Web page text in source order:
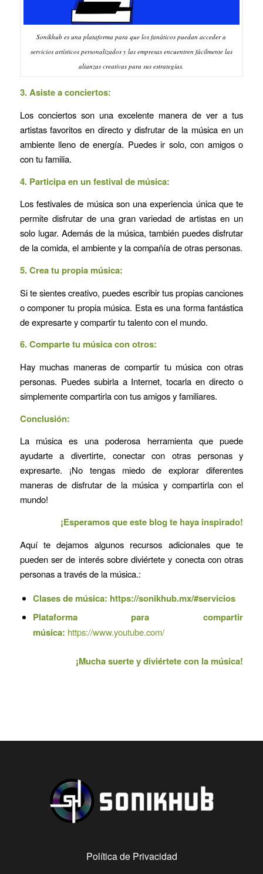
Sonikhub es una plataforma para que los fanáticos puedan acceder a
servicios artísticos personalizados y las empresas encuentren fácilmente las
alianzas creativas para sus estrategias.
3. Asiste a conciertos:
Los conciertos son una excelente manera de ver a tus
artistas favoritos en directo y disfrutar de la música en un
ambiente lleno de energía. Puedes ir solo, con amigos o
con tu familia.
4. Participa en un festival de música:
Los festivales de música son una experiencia única que te
permite disfrutar de una gran variedad de artistas en un
solo lugar. Además de la música, también puedes disfrutar
de la comida, el ambiente y la compañía de otras personas.
5. Crea tu propia música:
Si te sientes creativo, puedes escribir tus propias canciones
o componer tu propia música. Esta es una forma fantástica
de expresarte y compartir tu talento con el mundo.
6.Comparte tu música con otros:
Hay muchas maneras de compartir tu música con otras
personas. Puedes subirla a Internet, tocarla en directo o
simplemente compartirla con tus amigos y familiares.
Conclusión:
La música es una poderosa herramienta que puede
ayudarte a divertirte, conectar con otras personas y
expresarte. ¡No tengas miedo de explorar diferentes
maneras de disfrutar de la música y compartirla con el
mundo!
¡Esperamos que este blog te haya inspirado!
Aquí te dejamos algunos recursos adicionales que te
pueden ser de interés sobre diviértete y conecta con otras
personas a través de la música.:
Clases de música: https://sonikhub.mx/#servicios
Plataforma para compartir
música: https://www.youtube.com/
¡Mucha suerte y diviértete con la música!
Política de Privacidad